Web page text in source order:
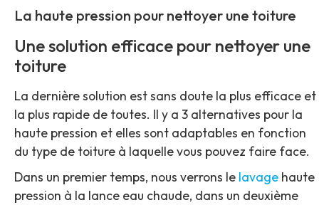
La haute pression pour nettoyer une toiture
Une solution efficace pour nettoyer une
toiture
La dernière solution est sans doute la plus efficace et
la plus rapide de toutes. Il y a 3 alternatives pour la
haute pression et elles sont adaptables en fonction
du type de toiture à laquelle vous pouvez faire face.
Dans un premier temps, nous verrons le lavage haute
pression à la lance eau chaude, dans un deuxième